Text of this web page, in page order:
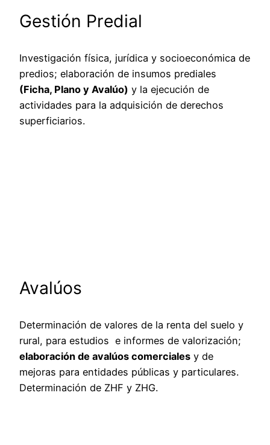
Gestión Predial
Investigación física, jurídica y socioeconómica de
predios; elaboración de insumos prediales
(Ficha, Plano y Avalúo) y la ejecución de
actividades para la adquisición de derechos
superficiarios.
Avalúos
Determinación de valores de la renta del suelo y
rural, para estudios e informes de valorización;
elaboración de avalúos comerciales y de
mejoras para entidades públicas y particulares.
Determinación de ZHF y ZHG.